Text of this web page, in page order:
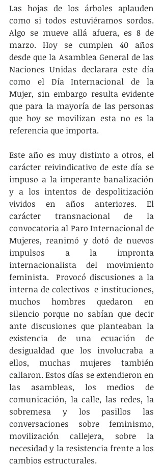
Las hojas de los árboles aplauden
como si todos estuviéramos sordos.
Algo se mueve allá afuera, es 8 de
marzo. Hoy se cumplen 40 años
desde que la Asamblea General de las
Naciones Unidas declarara este día
como el Día Internacional de la
Mujer, sin embargo resulta evidente
que para la mayoría de las personas
que hoy se movilizan esta no es la
referencia que importa.
Este año es muy distinto a otros, el
carácter reivindicativo de este día se
impuso a la imperante banalización
y a los intentos de despolitización
vividos en años anteriores. El
carácter transnacional de la
convocatoria al Paro Internacional de
Mujeres, reanimó y dotó de nuevos
impulsos a la impronta
internacionalista del movimiento
feminista.  Provocó discusiones a la
interna de colectivos  e instituciones,
muchos hombres quedaron en
silencio porque no sabían que decir
ante discusiones que planteaban la
existencia de una ecuación de
desigualdad que los involucraba a
ellos, muchas mujeres también
callaron. Estos días se extendieron en
las asambleas, los medios de
comunicación, la calle, las redes, la
sobremesa y los pasillos las
conversaciones sobre feminismo,
movilización callejera, sobre la
necesidad y la resistencia frente a los
cambios estructurales.